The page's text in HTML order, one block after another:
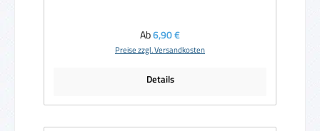
Regulärer Preis:
Ab6,90 €
Preise zzgl. Versandkosten
Details